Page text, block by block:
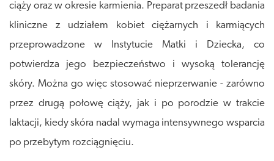
ciąży oraz w okresie karmienia. Preparat przeszedł badania
kliniczne z udziałem kobiet ciężarnych i karmiących
przeprowadzone w Instytucie Matki i Dziecka, co
potwierdza jego bezpieczeństwo i wysoką tolerancję
skóry. Można go więc stosować nieprzerwanie - zarówno
przez drugą połowę ciąży, jak i po porodzie w trakcie
laktacji, kiedy skóra nadal wymaga intensywnego wsparcia
po przebytym rozciągnięciu.